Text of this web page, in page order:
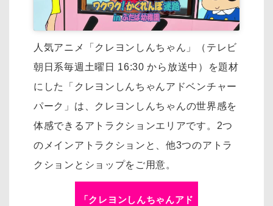
人気アニメ「クレヨンしんちゃん」（テレビ
朝日系毎週土曜日 16:30 から放送中）を題材
にした「クレヨンしんちゃんアドベンチャー
パーク」は、
クレヨンしんちゃんの世界感を
体感できるアトラクションエリアです。 2つ
のメインアトラクションと、他3つのアトラ
クションとショップをご用意。
「クレヨンしんちゃんアド